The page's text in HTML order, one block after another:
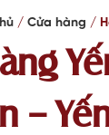
Cửa hàng
–